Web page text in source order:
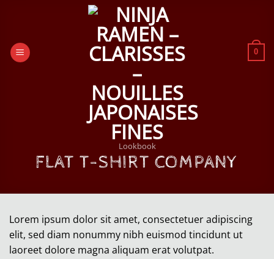
0
Lookbook
FLAT T-SHIRT COMPANY
Lorem ipsum dolor sit amet, consectetuer adipiscing
elit, sed diam nonummy nibh euismod tincidunt ut
laoreet dolore magna aliquam erat volutpat.